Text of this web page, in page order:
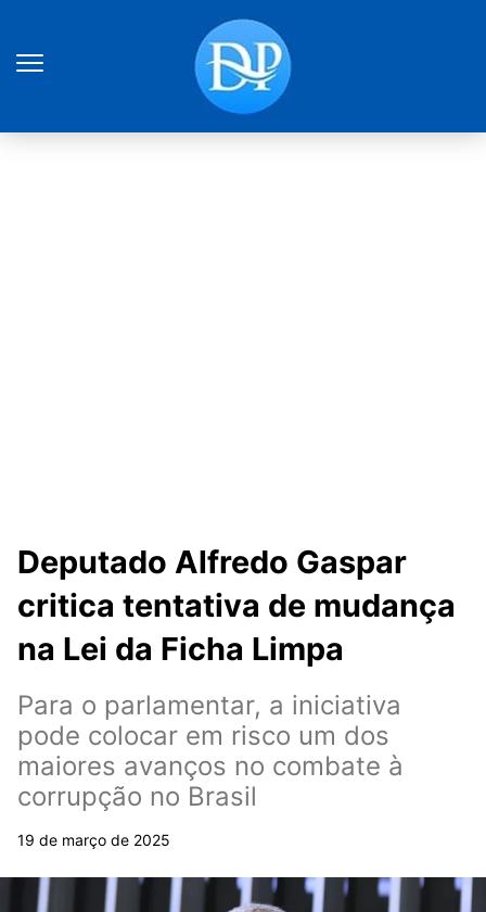
Deputado Alfredo Gaspar
critica tentativa de mudança
na Lei da Ficha Limpa
Para o parlamentar, a iniciativa
pode colocar em risco um dos
maiores avanços no combate à
corrupção no Brasil
19 de março de 2025